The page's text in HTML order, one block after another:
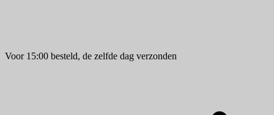
Voor 15:00 besteld, de zelfde dag verzonden